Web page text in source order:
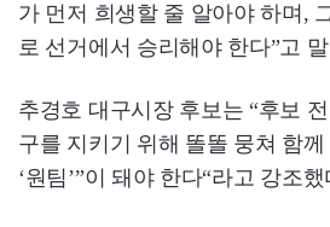
가 먼저 희생할 줄 알아야 하며,
로 선거에서 승리해야 한다”고
추경호 대구시장 후보는 “후보
구를 지키기 위해 똘똘 뭉쳐 함
‘원팀’”이 돼야 한다“라고 강조했